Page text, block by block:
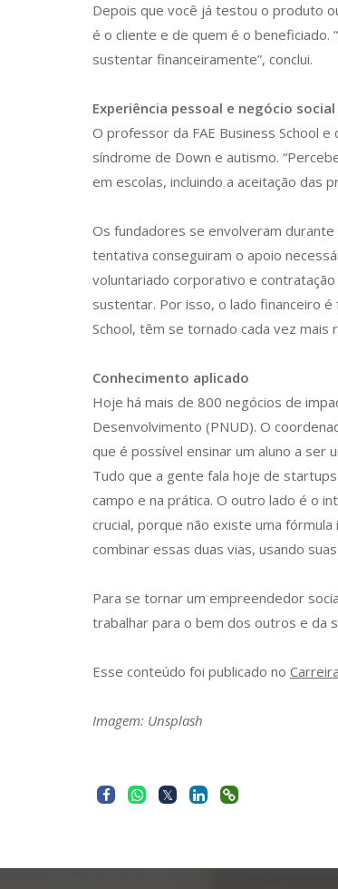
Depois que você já testou o produto
é o cliente e de quem é o beneficiado.
sustentar financeiramente”, conclui.
Experiência pessoal e negócio social
O professor da FAE Business School e
síndrome de Down e autismo.
em escolas, incluindo a aceitação das
Os fundadores se envolveram
tentativa conseguiram o apoio
voluntariado corporativo e
sustentar. Por isso, o lado financeiro
School, têm se tornado cada vez mais
Conhecimento aplicado
Hoje há mais de 800 negócios de
Desenvolvimento (PNUD). O
que é possível ensinar um aluno a ser
Tudo que a gente fala hoje de
campo e na prática. O outro lado é o
crucial, porque não existe uma
combinar essas duas vias, usando
Para se tornar um empreendedor
trabalhar para o bem dos outros e da
Esse conteúdo foi publicado no
Imagem: Unsplash